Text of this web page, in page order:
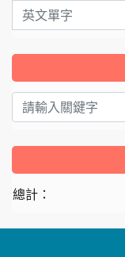
英文單字
總計：